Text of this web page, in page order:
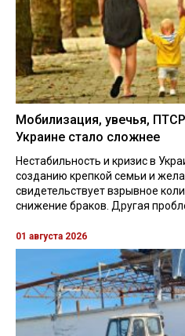
Мобилизация, увечья,
Украине стало сложнее
Нестабильность и кризис в
созданию крепкой семьи и
свидетельствует взрывное
снижение браков. Другая
01 августа 2026